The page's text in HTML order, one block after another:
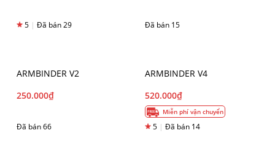
5 | Đã bán 29 Đã bán 15
ARMBINDER V2
250.000₫
Đã bán 66
ARMBINDER V4
520.000₫
Miễn phí vận chuyển
5 | Đã bán 14